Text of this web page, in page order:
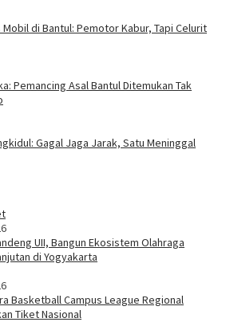
di Bantul: Pemotor Kabur, Tapi Celurit
Pemancing Asal Bantul Ditemukan Tak
Gagal Jaga Jarak, Satu Meninggal
UII, Bangun Ekosistem Olahraga
di Yogyakarta
Basketball Campus League Regional
Tiket Nasional